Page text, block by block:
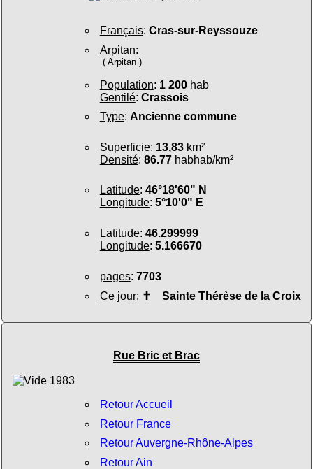
Français: Cras-sur-Reyssouze
Arpitan:
( Arpitan )
Population: 1 200hab
Gentilé: Crassois
Type: Ancienne commune
Superficie: 13,83km²
Densité: 86.77habhab/km²
Latitude: 46°18'60" N
Longitude: 5°10'0" E
Latitude: 46.299999
Longitude: 5.166670
pages: 7703
Ce jour: ✝ Sainte Thérèse de la Croix
Rue Bric et Brac
Retour Accueil
Retour France
Retour Auvergne-Rhône-Alpes
Retour Ain